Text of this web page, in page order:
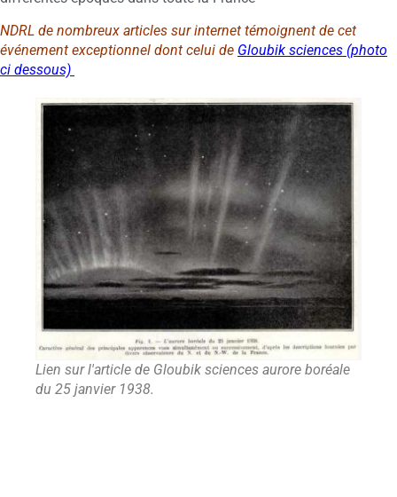
NDRL de nombreux articles sur internet témoignent de cet
événement exceptionnel dont celui de Gloubik sciences (photo
ci dessous)
Lien sur l'article de Gloubik sciences aurore boréale
du 25 janvier 1938.